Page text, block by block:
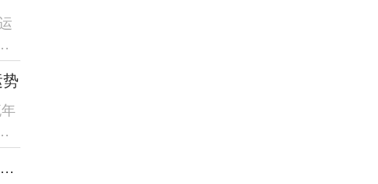
2026年属鸡人健康运势如何 2026年属鸡人的全年运势如何